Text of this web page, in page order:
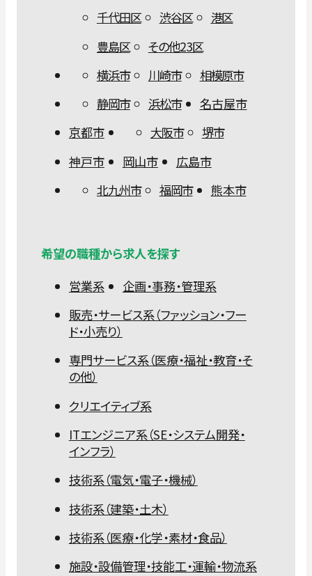
千代田区 渋谷区
港区
豊島区
その他23区
横浜市
川崎市
相模原市
静岡市
浜松市
名古屋市
京都市
大阪市
堺市
神戸市
岡山市
広島市
北九州市
福岡市 熊本市
希望の職種から求人を探す
営業系
企画・事務・管理系
販売・サービス系（ファッション・フー
ド・小売り）
専門サービス系（医療・福祉・教育・そ
の他）
クリエイティブ系
ITエンジニア系（SE・システム開発・
インフラ）
技術系（電気・電子・機械）
技術系（建築・土木）
技術系（医療・化学・素材・食品）
施設・設備管理・技能工・運輸・物流系